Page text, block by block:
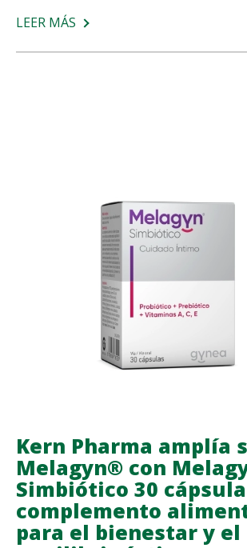
LEER MÁS SOBRE
AYUDAR
REDUCIR
COLESTEROL
Kern Pharma amplía
Melagyn® con
Simbiótico 30
complemento
para el bienestar y el